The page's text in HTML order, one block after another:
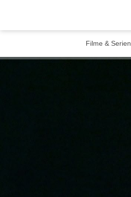
Filme & Serien